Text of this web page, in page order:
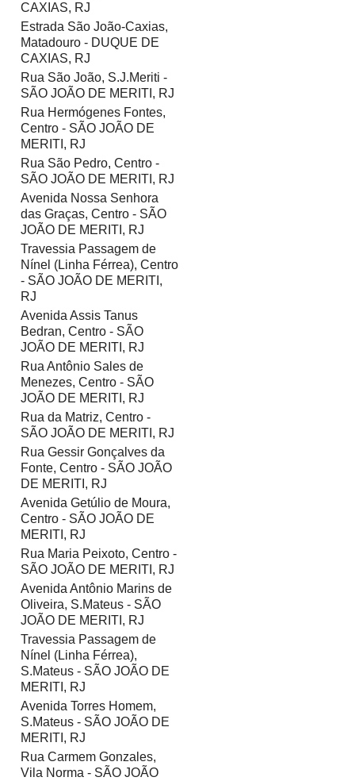
CAXIAS, RJ
Estrada São João-Caxias,
Matadouro - DUQUE DE
CAXIAS, RJ
Rua São João, S.J.Meriti -
SÃO JOÃO DE MERITI, RJ
Rua Hermógenes Fontes,
Centro - SÃO JOÃO DE
MERITI, RJ
Rua São Pedro, Centro -
SÃO JOÃO DE MERITI, RJ
Avenida Nossa Senhora
das Graças, Centro - SÃO
JOÃO DE MERITI, RJ
Travessia Passagem de
Nínel (Linha Férrea), Centro
- SÃO JOÃO DE MERITI,
RJ
Avenida Assis Tanus
Bedran, Centro - SÃO
JOÃO DE MERITI, RJ
Rua Antônio Sales de
Menezes, Centro - SÃO
JOÃO DE MERITI, RJ
Rua da Matriz, Centro -
SÃO JOÃO DE MERITI, RJ
Rua Gessir Gonçalves da
Fonte, Centro - SÃO JOÃO
DE MERITI, RJ
Avenida Getúlio de Moura,
Centro - SÃO JOÃO DE
MERITI, RJ
Rua Maria Peixoto, Centro -
SÃO JOÃO DE MERITI, RJ
Avenida Antônio Marins de
Oliveira, S.Mateus - SÃO
JOÃO DE MERITI, RJ
Travessia Passagem de
Nínel (Linha Férrea),
S.Mateus - SÃO JOÃO DE
MERITI, RJ
Avenida Torres Homem,
S.Mateus - SÃO JOÃO DE
MERITI, RJ
Rua Carmem Gonzales,
Vila Norma - SÃO JOÃO